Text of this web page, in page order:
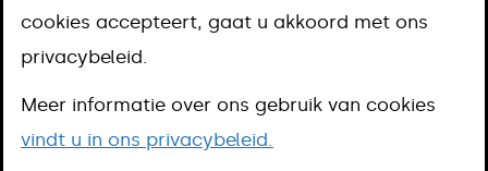
aanpassen
cookies accepteert, gaat u akkoord met ons
privacybeleid.
Meer informatie over ons gebruik van cookies
vindt u in ons privacybeleid.